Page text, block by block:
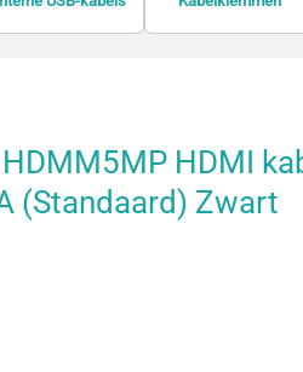
HDMI
(Standaard) Zwart